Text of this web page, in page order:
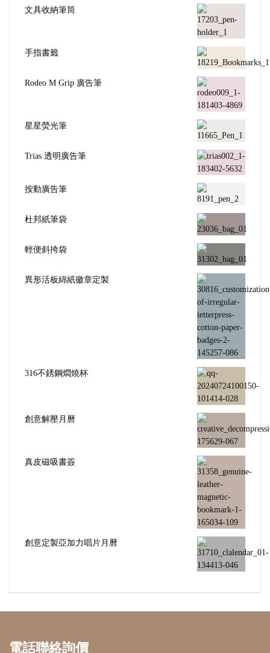
文具收納筆筒
手指書籤
Rodeo M Grip 廣告筆
星星熒光筆
Trias 透明廣告筆
按動廣告筆
杜邦紙筆袋
輕便斜挎袋
異形活板綿紙徽章定製
316不銹鋼燜燒杯
創意解壓月曆
真皮磁吸書簽
創意定製亞加力唱片月曆
電話聯絡詢價